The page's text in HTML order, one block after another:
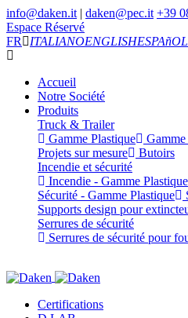
info@daken.it | daken@pec.it +39
Espace Réservé
FR
ITALIANOENGLISHESPAñOL
Accueil
Notre Société
Produits
Truck & Trailer
Gamme Plastique
Projets sur mesure
Butoirs
Incendie et sécurité
Incendie - Gamme Plastique
Sécurité - Gamme Plastique
Supports design pour
Serrures de sécurité
Serrures de sécurité pour
Certifications